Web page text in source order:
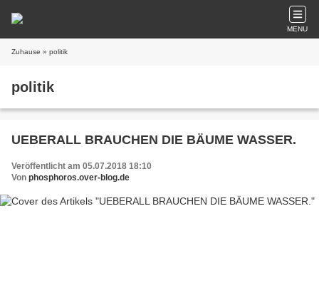
MENU
Zuhause » politik
politik
UEBERALL BRAUCHEN DIE BÄUME WASSER.
Veröffentlicht am 05.07.2018 18:10
Von phosphoros.over-blog.de